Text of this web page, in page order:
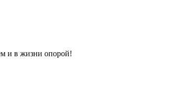
и в жизни опорой!